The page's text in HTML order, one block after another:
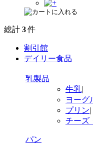
総計 3件
割引館
デイリー食品
乳製品
牛乳|
ヨーグ
プリン|
チーズ
パン